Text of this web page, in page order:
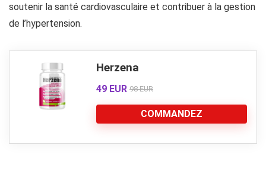
soutenir la santé cardiovasculaire et contribuer à la gestion
de l’hypertension.
Herzena
49 EUR 98 EUR
COMMANDEZ